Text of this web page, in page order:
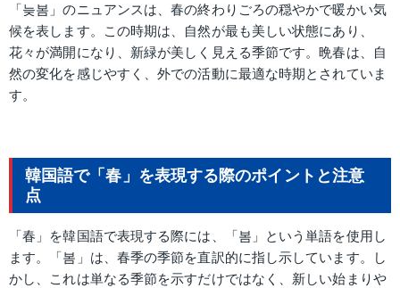
「늦봄」のニュアンスは、春の終わりごろの穏やかで暖かい気
候を表します。この時期は、自然が最も美しい状態にあり、
花々が満開になり、新緑が美しく見える季節です。晩春は、自
然の変化を感じやすく、外での活動に最適な時期とされていま
す。
韓国語で「春」を表現する際のポイントと注意
点
「春」を韓国語で表現する際には、「봄」という単語を使用し
ます。「봄」は、春季の季節を直訳的に指し示しています。し
かし、これは単なる季節を示すだけではなく、新しい始まりや